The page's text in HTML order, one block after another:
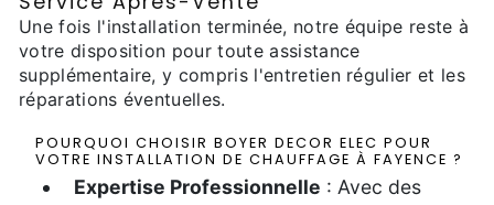
Une fois l'installation terminée, notre équipe reste à
votre disposition pour toute assistance
supplémentaire, y compris l'entretien régulier et les
réparations éventuelles.
POURQUOI CHOISIR BOYER DECOR ELEC POUR
VOTRE INSTALLATION DE CHAUFFAGE À FAYENCE ?
Expertise Professionnelle : Avec des